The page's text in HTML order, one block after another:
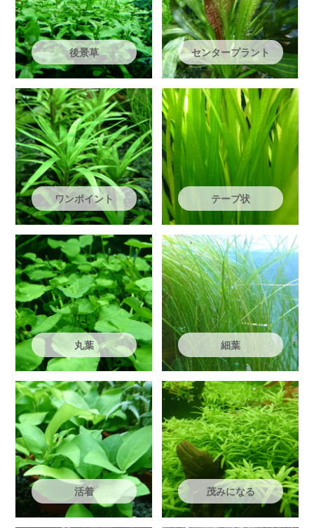
後景草 センタープラント
ワンポイント テープ状
丸葉 細葉
活着 茂みになる